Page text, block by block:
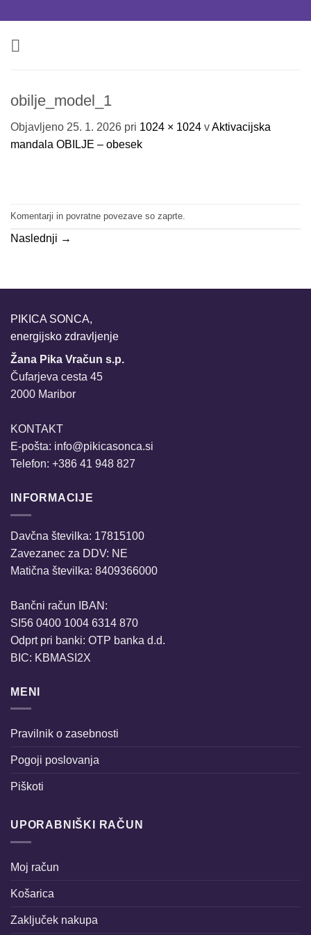
vsebino
obilje_model_1
Objavljeno 25. 1. 2026 pri 1024 × 1024 vAktivacijska
mandala OBILJE – obesek
Komentarji in povratne povezave so zaprte.
Naslednji →
PIKICA SONCA,
energijsko zdravljenje
Žana Pika Vračun s.p.
Čufarjeva cesta 45
2000 Maribor
KONTAKT
E-pošta: info@pikicasonca.si
Telefon: +386 41 948 827
INFORMACIJE
Davčna številka: 17815100
Zavezanec za DDV: NE
Matična številka: 8409366000
Bančni račun IBAN:
SI56 0400 1004 6314 870
Odprt pri banki: OTP banka d.d.
BIC: KBMASI2X
MENI
Pravilnik o zasebnosti
Pogoji poslovanja
Piškoti
UPORABNIŠKI RAČUN
Moj račun
Košarica
Zaključek nakupa